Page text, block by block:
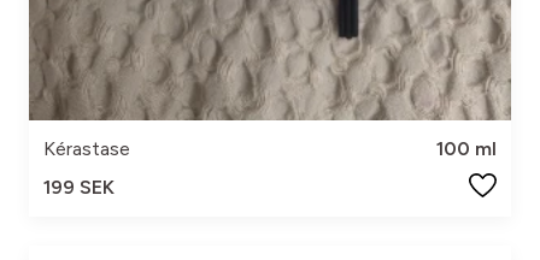
Kérastase
100 ml
199 SEK